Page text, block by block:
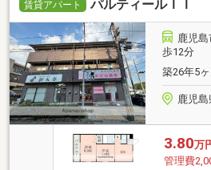
賃貸アパート パルティールＩＩ
鹿児
歩12分
築26年5
鹿児
3.80万
管理費